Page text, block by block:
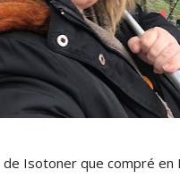
Isotoner que compré en